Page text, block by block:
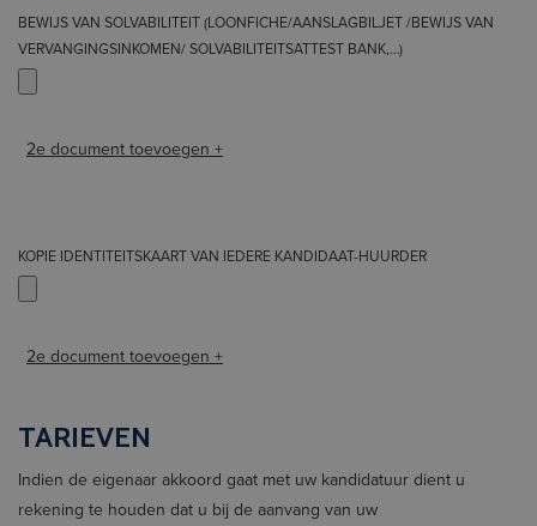
BEWIJS VAN SOLVABILITEIT (LOONFICHE/AANSLAGBILJET /BEWIJS VAN
VERVANGINGSINKOMEN/ SOLVABILITEITSATTEST BANK,…)
2e document toevoegen +
KOPIE IDENTITEITSKAART VAN IEDERE KANDIDAAT-HUURDER
2e document toevoegen +
TARIEVEN
Indien de eigenaar akkoord gaat met uw kandidatuur dient u
rekening te houden dat u bij de aanvang van uw